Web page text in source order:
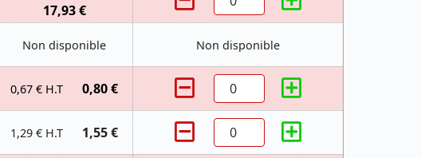
17,93 €
Non disponible Non disponible
0,67 € H.T 0,80 €
1,29 € H.T 1,55 €